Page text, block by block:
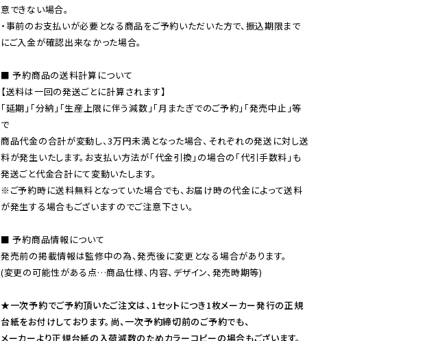
意できない場合。
・事前のお支払いが必要となる商品をご予約いただいた方で、振込期限まで
にご入金が確認出来なかった場合。
■ 予約商品の送料計算について
【送料は一回の発送ごとに計算されます】
「延期」「分納」「生産上限に伴う減数」「月またぎでのご予約」「発売中止」等
で
商品代金の合計が変動し、3万円未満となった場合、それぞれの発送に対し送
料が発生いたします。お支払い方法が「代金引換」の場合の「代引手数料」も
※ご予約時に送料無料となっていた場合でも、お届け時の代金によって送料
が発生する場合もございますのでご注意下さい。
■ 予約商品情報について
発売前の掲載情報は監修中の為、発売後に変更となる場合があります。
(変更の可能性がある点…商品仕様、内容、デザイン、発売時期等)
★一次予約でご予約頂いたご注文は、1セットにつき1枚メーカー発行の正規
台紙をお付けしております。尚、一次予約締切前のご予約でも、
メーカーより正規台紙の入荷減数のためカラーコピーの場合もございます。